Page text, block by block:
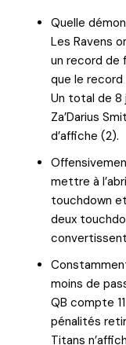
Quelle
Les Ravens
un record de
que le record
Un total de 8
Za’Darius
d’affiche (2).
mettre à
touchdown
deux
convertissent
moins de
QB compte
pénalités
Titans